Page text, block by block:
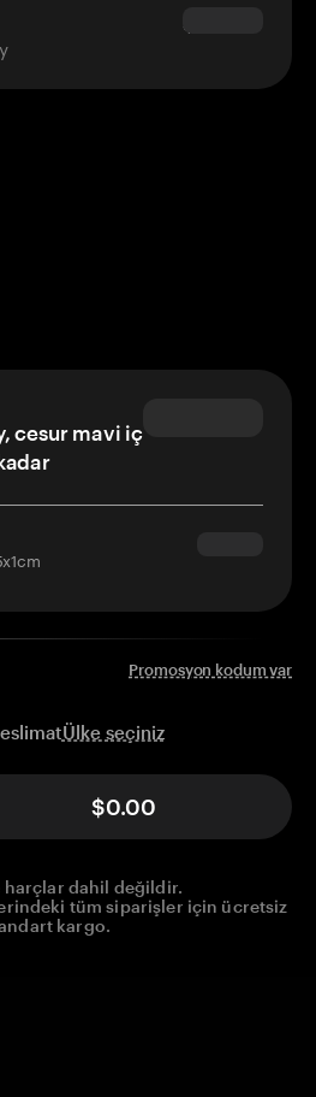
$180.00
cesur mavi iç
Promosyon kodum var
Ülke seçiniz
$0.00
harçlar dahil değildir.
tüm siparişler için ücretsiz
kargo.